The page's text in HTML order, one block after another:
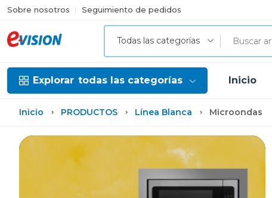
Sobre nosotros Seguimiento de pedidos
Todas las categorías
Explorar todas las categorías Inicio
Inicio PRODUCTOS Línea Blanca Microondas